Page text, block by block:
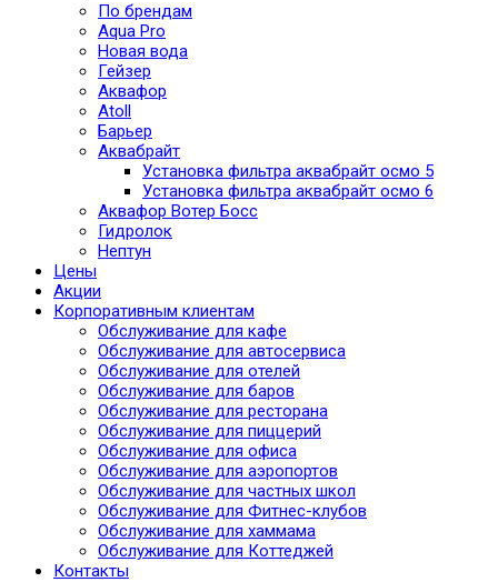
По брендам
Aqua Pro
Новая вода
Гейзер
Аквафор
Atoll
Барьер
Аквабрайт
Установка фильтра аквабрайт осмо 5
Установка фильтра аквабрайт осмо 6
Аквафор Вотер Босс
Гидролок
Нептун
Цены
Акции
Корпоративным клиентам
Обслуживание для кафе
Обслуживание для автосервиса
Обслуживание для отелей
Обслуживание для баров
Обслуживание для ресторана
Обслуживание для пиццерий
Обслуживание для офиса
Обслуживание для аэропортов
Обслуживание для частных школ
Обслуживание для Фитнес-клубов
Обслуживание для хаммама
Обслуживание для Коттеджей
Контакты